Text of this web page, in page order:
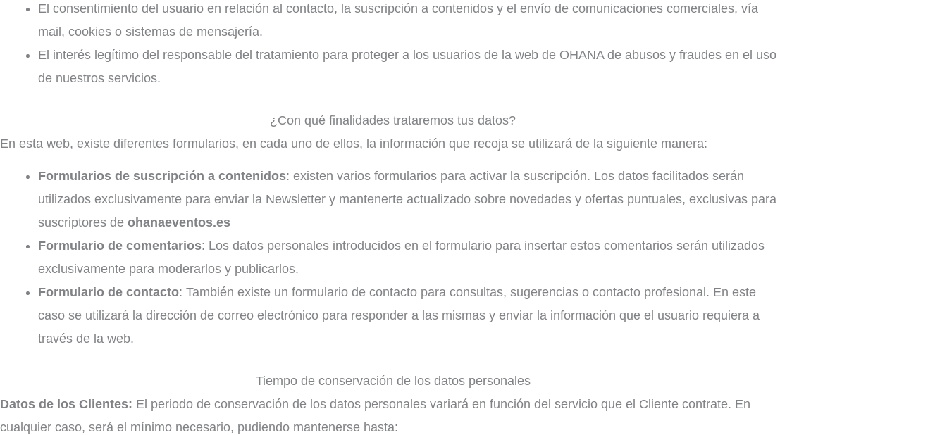
El consentimiento del usuario en relación al contacto, la suscripción a contenidos y el envío de comunicaciones comerciales, vía
mail, cookies o sistemas de mensajería.
El interés legítimo del responsable del tratamiento para proteger a los usuarios de la web de OHANA de abusos y fraudes en el uso
de nuestros servicios.
¿Con qué finalidades trataremos tus datos?
En esta web, existe diferentes formularios, en cada uno de ellos, la información que recoja se utilizará de la siguiente manera:
Formularios de suscripción a contenidos: existen varios formularios para activar la suscripción. Los datos facilitados serán
utilizados exclusivamente para enviar la Newsletter y mantenerte actualizado sobre novedades y ofertas puntuales, exclusivas para
suscriptores de ohanaeventos.es
Formulario de comentarios: Los datos personales introducidos en el formulario para insertar estos comentarios serán utilizados
exclusivamente para moderarlos y publicarlos.
Formulario de contacto: También existe un formulario de contacto para consultas, sugerencias o contacto profesional. En este
caso se utilizará la dirección de correo electrónico para responder a las mismas y enviar la información que el usuario requiera a
través de la web.
Tiempo de conservación de los datos personales
Datos de los Clientes: El periodo de conservación de los datos personales variará en función del servicio que el Cliente contrate. En
cualquier caso, será el mínimo necesario, pudiendo mantenerse hasta: